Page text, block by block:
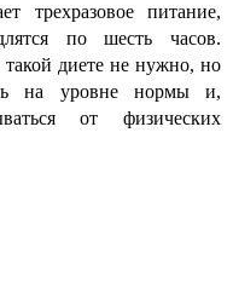
трехразовое питание,
по шесть часов.
диете не нужно, но
на уровне нормы и,
от физических